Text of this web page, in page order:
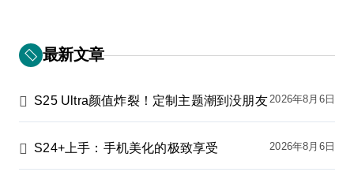
最新文章
S25 Ultra颜值炸裂！定制主题潮到没朋友2026年8月6日
S24+上手：手机美化的极致享受 2026年8月6日